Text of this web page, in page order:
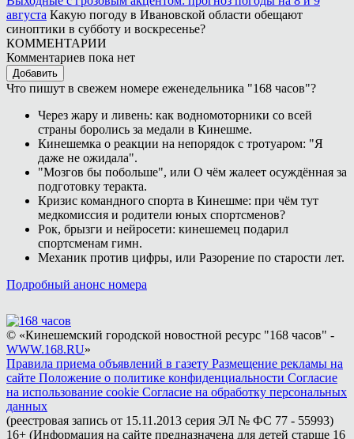
августа Какую погоду в Ивановской области обещают
синоптики в субботу и воскресенье?
КОММЕНТАРИИ
Комментариев пока нет
Добавить
Что пишут в свежем номере еженедельника "168 часов"?
Через жару и ливень: как водномоторники со всей
страны боролись за медали в Кинешме.
Кинешемка о реакции на непорядок с тротуаром: "Я
даже не ожидала".
"Мозгов бы побольше", или О чём жалеет осуждённая за
подготовку теракта.
Кризис командного спорта в Кинешме: при чём тут
медкомиссия и родители юных спортсменов?
Рок, брызги и нейросети: кинешемец подарил
спортсменам гимн.
Механик против цифры, или Разорение по старости лет.
Подробный анонс номера
© «Кинешемский городской новостной ресурс "168 часов" -
WWW.168.RU»
Правила приема объявлений в газету Размещение рекламы на
сайте Положение о политике конфиденциальности Согласие
на использование cookie Согласие на обработку персональных
данных
(реестровая запись от 15.11.2013 серия ЭЛ № ФС 77 - 55993)
16+ (Информация на сайте предназначена для детей старше 16